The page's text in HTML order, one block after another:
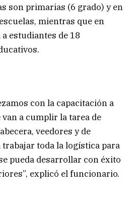
son primarias (6 grado) y en
mientras que en
estudiantes de 18
con la capacitación a
a cumplir la tarea de
veedores y de
trabajar toda la logística para
pueda desarrollar con éxito
explicó el funcionario.